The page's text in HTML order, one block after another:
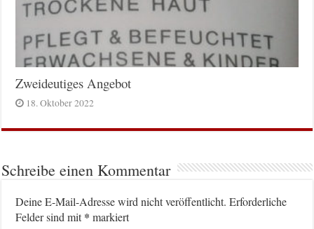
Zweideutiges Angebot
18. Oktober 2022
Schreibe einen Kommentar
Deine E-Mail-Adresse wird nicht veröffentlicht. Erforderliche
Felder sind mit* markiert